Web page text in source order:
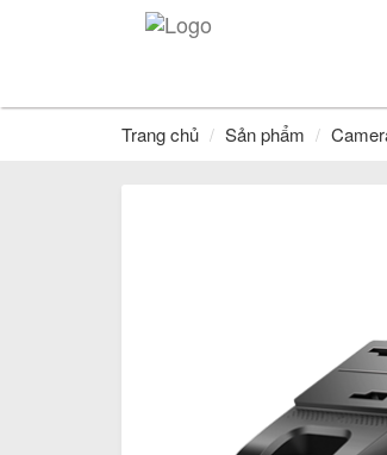
Trang chủ Sản phẩm